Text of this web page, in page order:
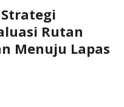
Rutan
Menuju Lapas